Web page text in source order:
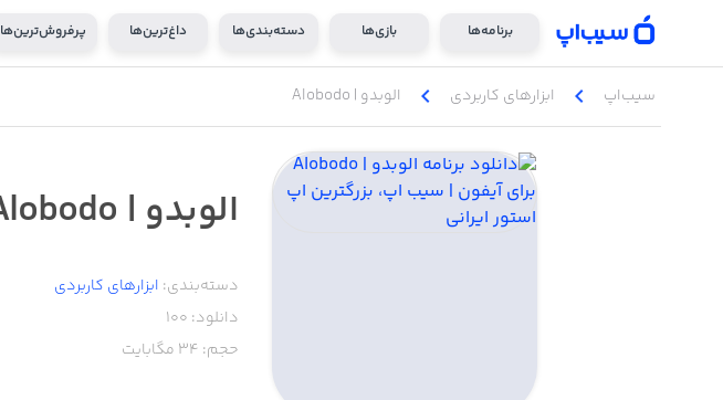
برنامه‌ها بازی‌ها دسته‌بندی‌ها داغ‌ترین‌ها پرفروش‌ترین‌ها
سیب‌اپ chevron_left ابزار‌های کاربردی chevron_left الوبدو | Alobodo
الوبدو | Alobodo
دسته‌بندی: ابزار‌های کاربردی
دانلود: 100
حجم: 34 مگابایت